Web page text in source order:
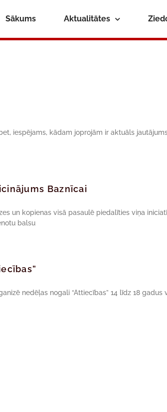
Sākums Aktualitātes
iespējams, kādam joprojām ir aktuāls
Baznīcai
un kopienas visā pasaulē piedalīties viņa
balsu
nedēļas nogali “Attiecības” 14 līdz 18 gadus